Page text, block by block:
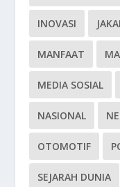
INOVASI
MANFAAT
MEDIA SOSIAL
NASIONAL
OTOMOTIF
SEJARAH DUNIA